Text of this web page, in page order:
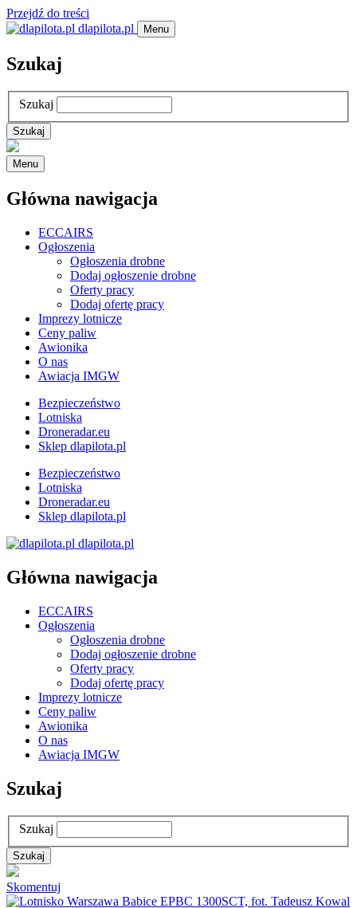
Przejdź do treści
dlapilota.pl
Menu
Szukaj
Szukaj
Menu
Główna nawigacja
ECCAIRS
Ogłoszenia
Ogłoszenia drobne
Dodaj ogłoszenie drobne
Oferty pracy
Dodaj ofertę pracy
Imprezy lotnicze
Ceny paliw
Awionika
O nas
Awiacja IMGW
Bezpieczeństwo
Lotniska
Droneradar.eu
Sklep dlapilota.pl
Bezpieczeństwo
Lotniska
Droneradar.eu
Sklep dlapilota.pl
dlapilota.pl
Główna nawigacja
ECCAIRS
Ogłoszenia
Ogłoszenia drobne
Dodaj ogłoszenie drobne
Oferty pracy
Dodaj ofertę pracy
Imprezy lotnicze
Ceny paliw
Awionika
O nas
Awiacja IMGW
Szukaj
Szukaj
Skomentuj